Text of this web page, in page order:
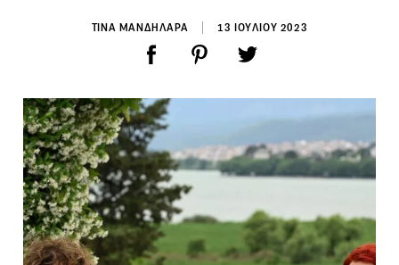
ΤΙΝΑ ΜΑΝΔΗΛΑΡΑ 13 ΙΟΥΛΙΟΥ 2023